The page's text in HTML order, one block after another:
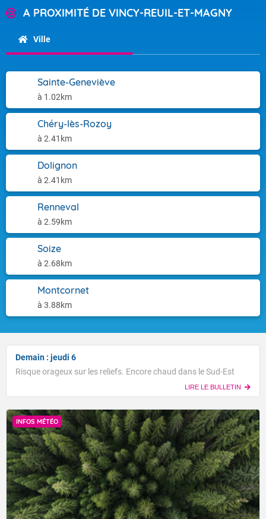
A PROXIMITÉ DE VINCY-REUIL-ET-MAGNY
Ville
Sainte-Geneviève
à 1.02km
Chéry-lès-Rozoy
à 2.41km
Dolignon
à 2.41km
Renneval
à 2.59km
Soize
à 2.68km
Montcornet
à 3.88km
Demain : jeudi 6
Risque orageux sur les reliefs. Encore chaud dans le Sud-Est
LIRE LE BULLETIN
INFOS MÉTÉO